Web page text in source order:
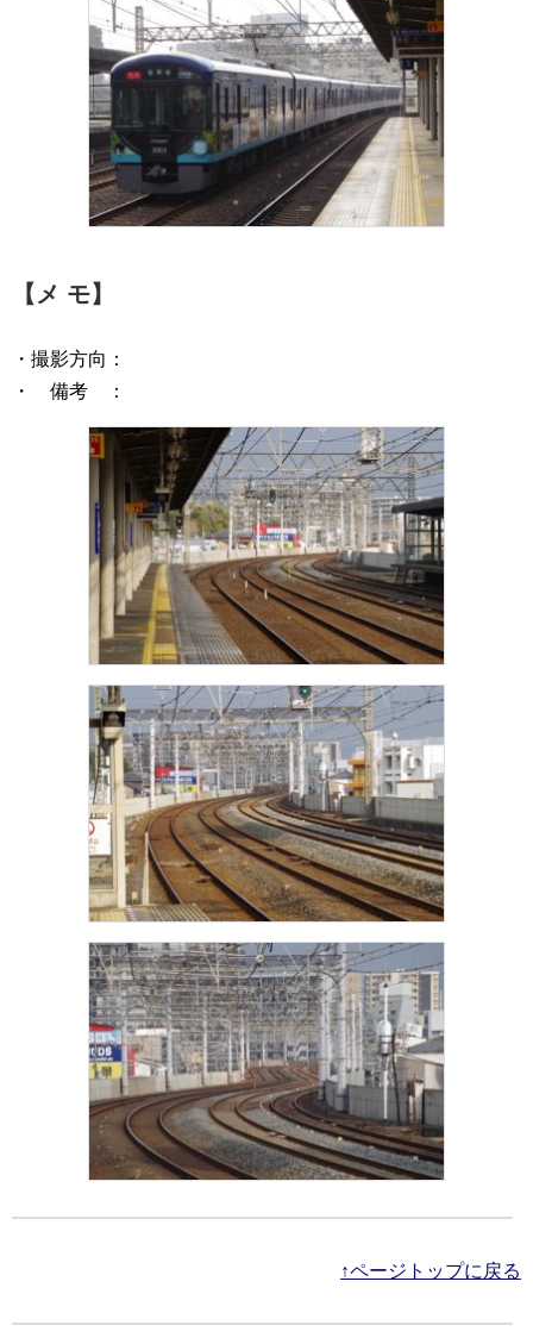
【メ モ】
・撮影方向：
・ 備考 ：
↑ページトップに戻る